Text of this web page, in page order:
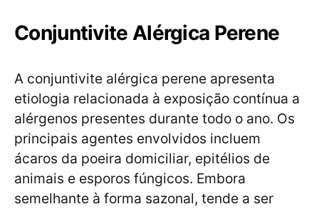
Conjuntivite Alérgica Perene
A conjuntivite alérgica perene apresenta
etiologia relacionada à exposição contínua a
alérgenos presentes durante todo o ano. Os
principais agentes envolvidos incluem
ácaros da poeira domiciliar, epitélios de
animais e esporos fúngicos. Embora
semelhante à forma sazonal, tende a ser